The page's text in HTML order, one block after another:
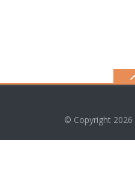
© Copyright 2026